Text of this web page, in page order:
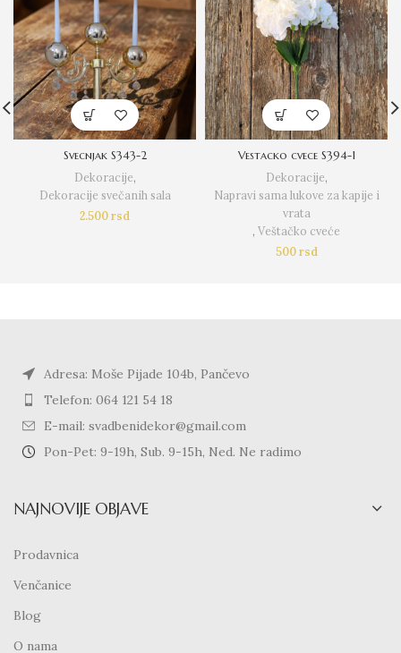
Svecnjak S343-2
Dekoracije,
Dekoracije svečanih sala
2.500rsd
Vestacko cvece S394-1
Dekoracije,
Napravi sama lukove za kapije i
vrata
, Veštačko cveće
500rsd
Adresa: Moše Pijade 104b, Pančevo
Telefon: 064 121 54 18
E-mail: svadbenidekor@gmail.com
Pon-Pet: 9-19h, Sub. 9-15h, Ned. Ne radimo
NAJNOVIJE OBJAVE
Prodavnica
Venčanice
Blog
O nama